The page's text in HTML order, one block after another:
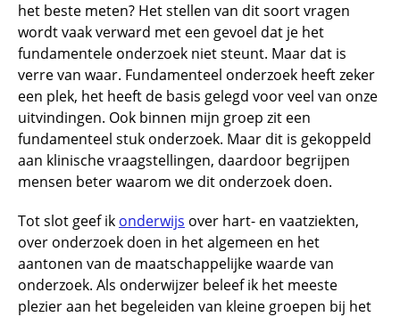
het beste meten? Het stellen van dit soort vragen
wordt vaak verward met een gevoel dat je het
fundamentele onderzoek niet steunt. Maar dat is
verre van waar. Fundamenteel onderzoek heeft zeker
een plek, het heeft de basis gelegd voor veel van onze
uitvindingen. Ook binnen mijn groep zit een
fundamenteel stuk onderzoek. Maar dit is gekoppeld
aan klinische vraagstellingen, daardoor begrijpen
mensen beter waarom we dit onderzoek doen.
Tot slot geef ik onderwijs over hart- en vaatziekten,
over onderzoek doen in het algemeen en het
aantonen van de maatschappelijke waarde van
onderzoek. Als onderwijzer beleef ik het meeste
plezier aan het begeleiden van kleine groepen bij het